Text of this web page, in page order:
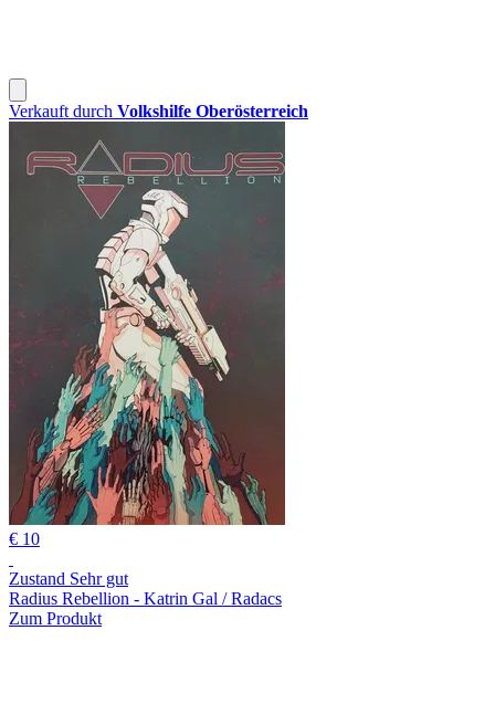
Verkauft durch Volkshilfe Oberösterreich
€ 10
Zustand Sehr gut
Radius Rebellion - Katrin Gal / Radacs
Zum Produkt